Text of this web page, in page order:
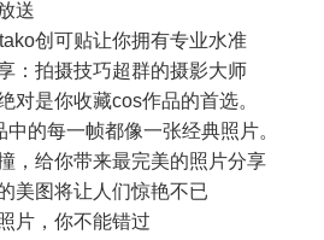
送
创可贴让你拥有专业水准
：拍摄技巧超群的摄影大师
对是你收藏cos作品的首选。
的每一帧都像一张经典照片。
，给你带来最完美的照片分享
美图将让人们惊艳不已
片，你不能错过